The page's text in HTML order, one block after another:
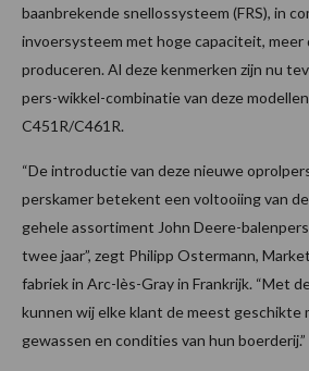
baanbrekende snellossysteem (FRS), in
invoersysteem met hoge capaciteit, meer
produceren. Al deze kenmerken zijn nu
pers-wikkel-combinatie van deze
C451R/C461R.
“De introductie van deze nieuwe
perskamer betekent een voltooiing van
gehele assortiment John Deere-
twee jaar”, zegt Philipp Ostermann,
fabriek in Arc-lès-Gray in Frankrijk. “Met
kunnen wij elke klant de meest geschikte
gewassen en condities van hun boerderij.”